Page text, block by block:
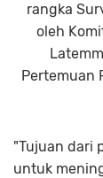
rangka
oleh
Pertemuan
"Tujuan dari
untuk